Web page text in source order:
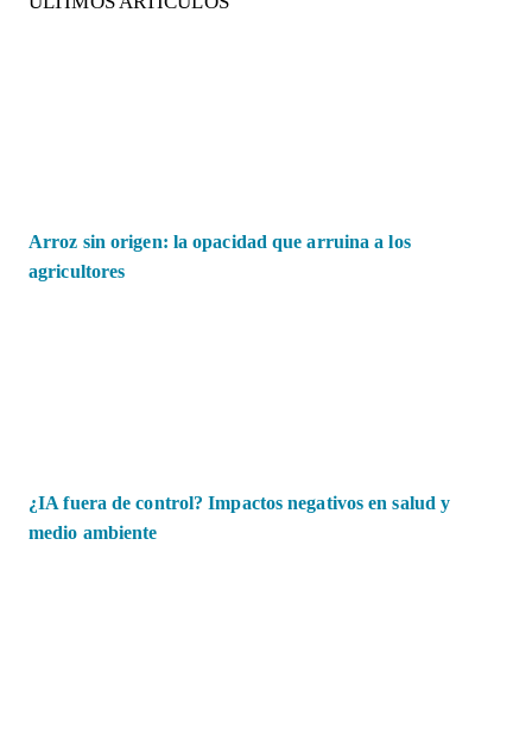
Arroz sin origen: la opacidad que arruina a los
agricultores
¿IA fuera de control? Impactos negativos en salud y
medio ambiente